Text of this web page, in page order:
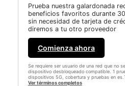
Prueba nuestra galardonada
beneficios favoritos durante
sin necesidad de tarjeta de
diremos a tu otro proveedor
Comienza ahora
Se requiere ser usuario de una red que no
dispositivo desbloqueado compatible. 1
dispositivos 5G, cobertura y pruebas en
Ver términos completos